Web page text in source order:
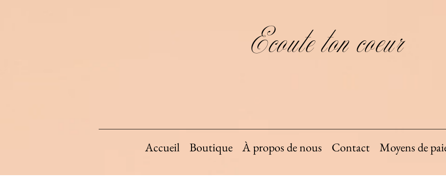
Ecoute ton coeur
Accueil Boutique À propos de nous Contact Moyens de